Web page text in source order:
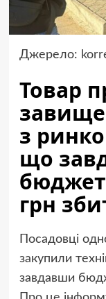
Джерело:
Товар
з
що
грн
Посадовці
закупили
завдавши